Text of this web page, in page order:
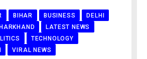
BIHAR BUSINESS
DELHI
LATEST NEWS
TECHNOLOGY
VIRAL NEWS